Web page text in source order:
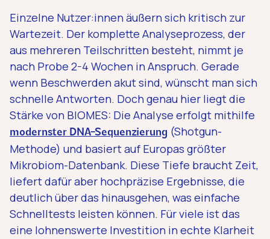
Einzelne Nutzer:innen äußern sich kritisch zur
Wartezeit. Der komplette Analyseprozess, der
aus mehreren Teilschritten besteht, nimmt je
nach Probe 2-4 Wochen in Anspruch. Gerade
wenn Beschwerden akut sind, wünscht man sich
schnelle Antworten. Doch genau hier liegt die
Stärke von BIOMES: Die Analyse erfolgt mithilfe
modernster DNA-Sequenzierung (Shotgun-
Methode) und basiert auf Europas größter
Mikrobiom-Datenbank. Diese Tiefe braucht Zeit,
liefert dafür aber hochpräzise Ergebnisse, die
deutlich über das hinausgehen, was einfache
Schnelltests leisten können. Für viele ist das
eine lohnenswerte Investition in echte Klarheit